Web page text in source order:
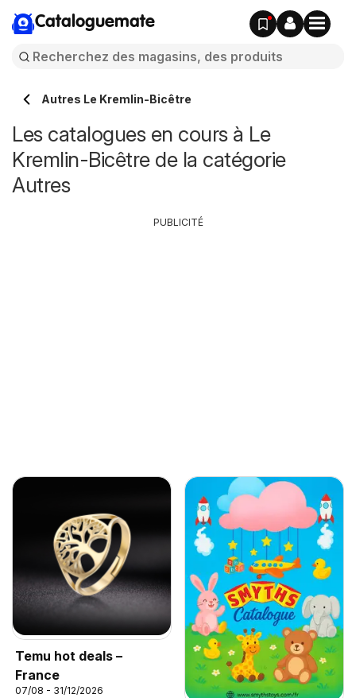
Cataloguemate
Autres Le Kremlin-Bicêtre
Les catalogues en cours à Le
Kremlin-Bicêtre de la catégorie
Autres
Temu hot deals –
France
07/08 - 31/12/2026
PUBLICITÉ